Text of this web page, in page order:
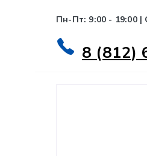
Пн-Пт: 9:00 - 19:00 |
8 (812)